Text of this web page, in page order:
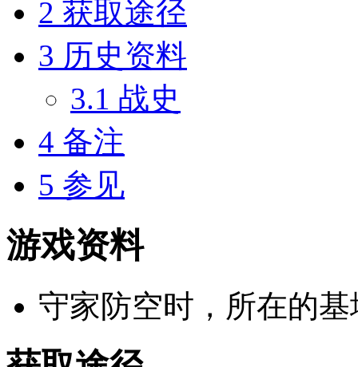
2 获取途径
3 历史资料
3.1 战史
4 备注
5 参见
游戏资料
守家防空时，所在的